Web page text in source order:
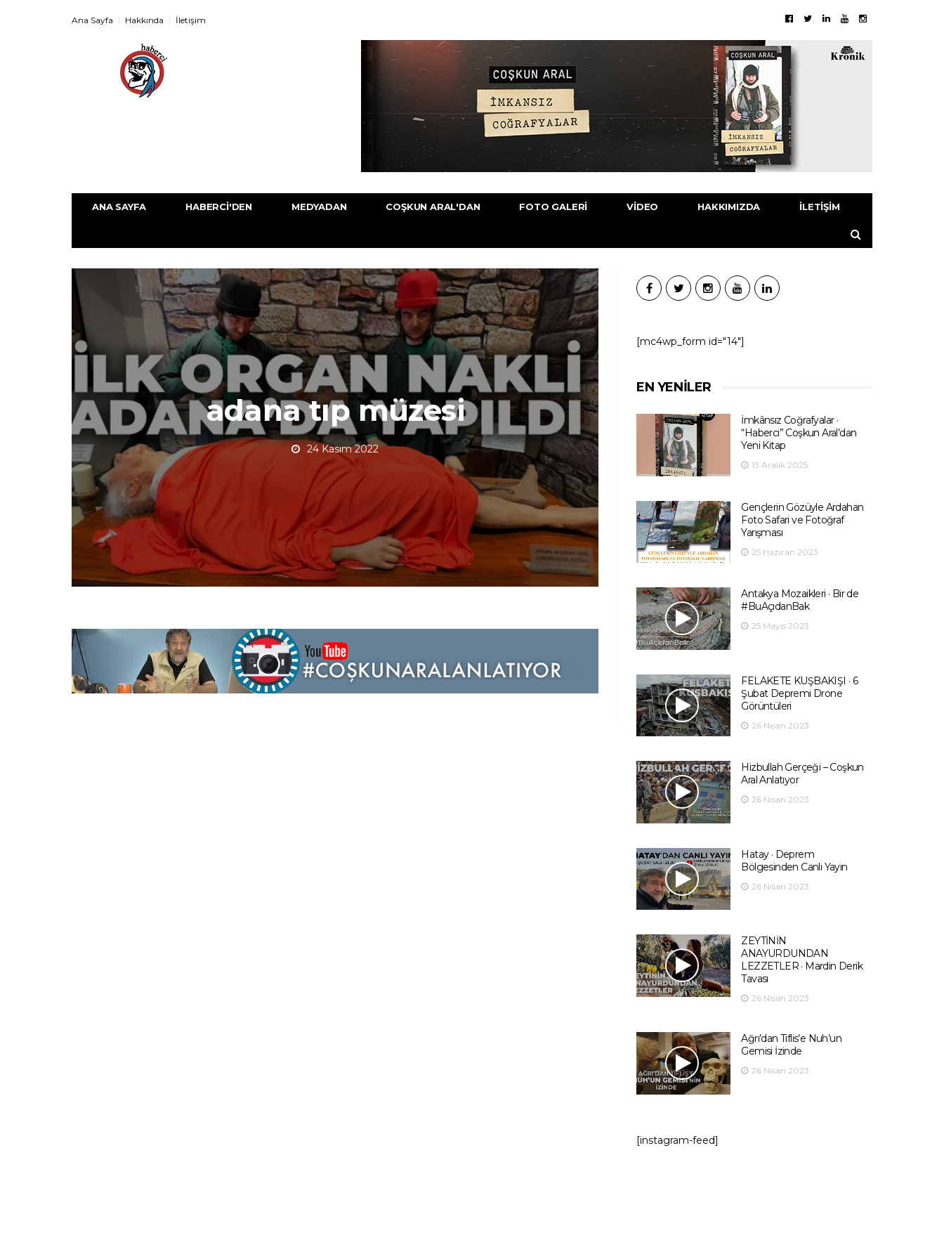
Ana Sayfa Hakkında İletişim
ANA SAYFA HABERCI'DEN MEDYADAN COŞKUN ARAL'DAN FOTO GALERI VIDEO HAKKIMIZDA İLETIŞIM
adana tıp müzesi
24 Kasım 2022
[mc4wp_form id="14"]
EN YENILER
İmkânsız Coğrafyalar ·
“Haberci” Coşkun Aral’dan
Yeni Kitap
13 Aralık 2025
Gençlerin Gözüyle Ardahan
Foto Safari ve Fotoğraf
Yarışması
25 Haziran 2023
Antakya Mozaikleri · Bir de
#BuAçıdanBak
25 Mayıs 2023
FELAKETE KUŞBAKIŞI · 6
Şubat Depremi Drone
Görüntüleri
26 Nisan 2023
Hizbullah Gerçeği – Coşkun
Aral Anlatıyor
26 Nisan 2023
Hatay · Deprem
Bölgesinden Canlı Yayın
26 Nisan 2023
ZEYTİNİN
ANAYURDUNDAN
LEZZETLER · Mardin Derik
Tavası
26 Nisan 2023
Ağrı’dan Tiflis’e Nuh’un
Gemisi İzinde
26 Nisan 2023
[instagram-feed]